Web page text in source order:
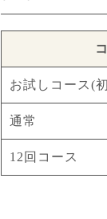
お試しコース(
通常
12回コース